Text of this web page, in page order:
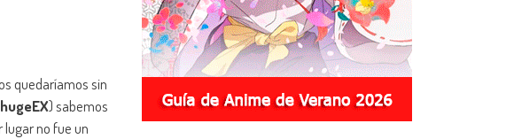
quedaríamos sin
) sabemos
lugar no fue un